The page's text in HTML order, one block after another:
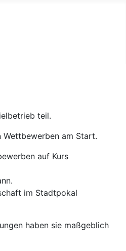
teil.
am Start.
auf Kurs
im Stadtpokal
haben sie maßgeblich